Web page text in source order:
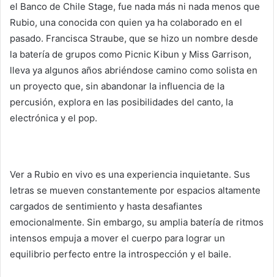
el Banco de Chile Stage, fue nada más ni nada menos que
Rubio, una conocida con quien ya ha colaborado en el
pasado. Francisca Straube, que se hizo un nombre desde
la batería de grupos como Picnic Kibun y Miss Garrison,
lleva ya algunos años abriéndose camino como solista en
un proyecto que, sin abandonar la influencia de la
percusión, explora en las posibilidades del canto, la
electrónica y el pop.
Ver a Rubio en vivo es una experiencia inquietante. Sus
letras se mueven constantemente por espacios altamente
cargados de sentimiento y hasta desafiantes
emocionalmente. Sin embargo, su amplia batería de ritmos
intensos empuja a mover el cuerpo para lograr un
equilibrio perfecto entre la introspección y el baile.